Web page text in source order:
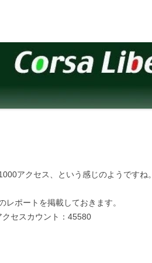
アクセス、という感じのようですね。
レポートを掲載しておきます。
セスカウント：45580